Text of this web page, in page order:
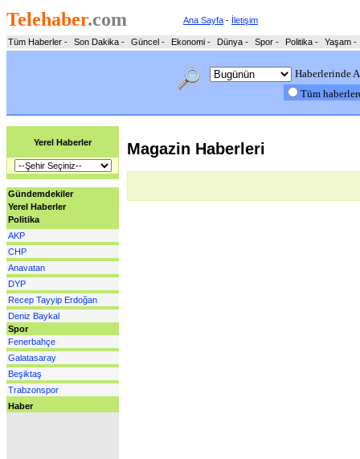
Telehaber.com Ana Sayfa - İletişim
Tüm Haberler - Son Dakika - Güncel - Ekonomi - Dünya - Spor - Politika - Yaşam -
Haberlerinde
Tüm
Yerel Haberler
Gündemdekiler
Yerel Haberler
Politika
AKP
CHP
Anavatan
DYP
Recep Tayyip Erdoğan
Deniz Baykal
Spor
Fenerbahçe
Galatasaray
Beşiktaş
Trabzonspor
Haber
Magazin Haberleri